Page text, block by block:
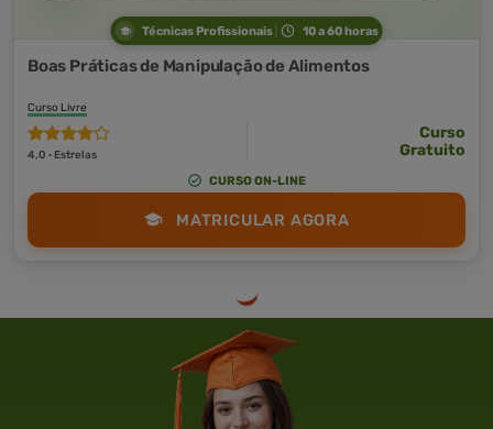
Técnicas Profissionais 10 a 60 horas
Boas Práticas de Manipulação de Alimentos
Curso Livre
4,0 · Estrelas
Curso
Gratuito
CURSO ON-LINE
MATRICULAR AGORA